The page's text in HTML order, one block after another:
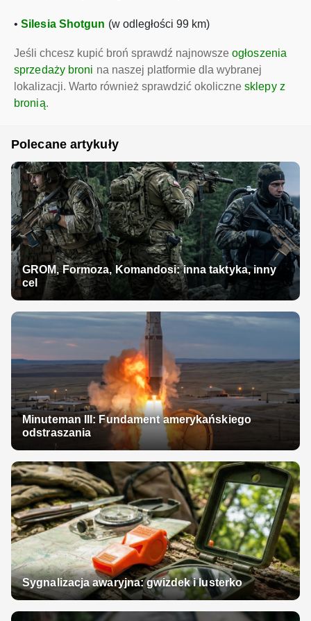
• Silesia Shotgun (w odległości 99 km)
Jeśli chcesz kupić broń sprawdź najnowsze ogłoszenia
sprzedaży broni na naszej platformie dla wybranej
lokalizacji. Warto również sprawdzić okoliczne sklepy z
bronią.
Polecane artykuły
GROM, Formoza, Komandosi: inna taktyka, inny
cel
Minuteman III: Fundament amerykańskiego
odstraszania
Sygnalizacja awaryjna: gwizdek i lusterko